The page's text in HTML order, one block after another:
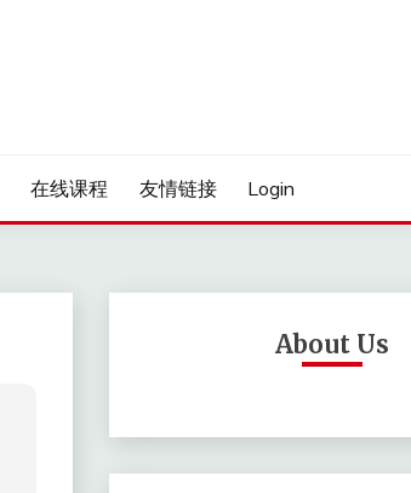
在线课程 友情链接 Login
About Us